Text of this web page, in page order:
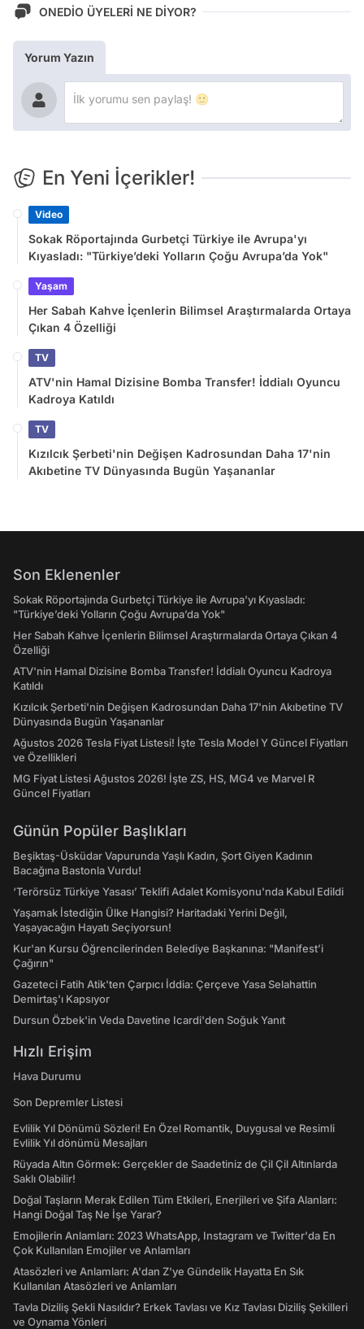
ONEDİO ÜYELERİ NE DİYOR?
Yorum Yazın
En Yeni İçerikler!
Video
Sokak Röportajında Gurbetçi Türkiye ile Avrupa'yı
Kıyasladı: "Türkiye’deki Yolların Çoğu Avrupa’da Yok"
Yaşam
Her Sabah Kahve İçenlerin Bilimsel Araştırmalarda Ortaya
Çıkan 4 Özelliği
TV
ATV'nin Hamal Dizisine Bomba Transfer! İddialı Oyuncu
Kadroya Katıldı
TV
Kızılcık Şerbeti'nin Değişen Kadrosundan Daha 17'nin
Akıbetine TV Dünyasında Bugün Yaşananlar
Son Eklenenler
Sokak Röportajında Gurbetçi Türkiye ile Avrupa'yı Kıyasladı:
"Türkiye’deki Yolların Çoğu Avrupa’da Yok"
Her Sabah Kahve İçenlerin Bilimsel Araştırmalarda Ortaya Çıkan 4
Özelliği
ATV'nin Hamal Dizisine Bomba Transfer! İddialı Oyuncu Kadroya
Katıldı
Kızılcık Şerbeti'nin Değişen Kadrosundan Daha 17'nin Akıbetine TV
Dünyasında Bugün Yaşananlar
Ağustos 2026 Tesla Fiyat Listesi! İşte Tesla Model Y Güncel Fiyatları
ve Özellikleri
MG Fiyat Listesi Ağustos 2026! İşte ZS, HS, MG4 ve Marvel R
Güncel Fiyatları
Günün Popüler Başlıkları
Beşiktaş-Üsküdar Vapurunda Yaşlı Kadın, Şort Giyen Kadının
Bacağına Bastonla Vurdu!
‘Terörsüz Türkiye Yasası’ Teklifi Adalet Komisyonu'nda Kabul Edildi
Yaşamak İstediğin Ülke Hangisi? Haritadaki Yerini Değil,
Yaşayacağın Hayatı Seçiyorsun!
Kur'an Kursu Öğrencilerinden Belediye Başkanına: "Manifest’i
Çağırın"
Gazeteci Fatih Atik'ten Çarpıcı İddia: Çerçeve Yasa Selahattin
Demirtaş'ı Kapsıyor
Dursun Özbek'in Veda Davetine Icardi'den Soğuk Yanıt
Hızlı Erişim
Hava Durumu
Son Depremler Listesi
Evlilik Yıl Dönümü Sözleri! En Özel Romantik, Duygusal ve Resimli
Evlilik Yıl dönümü Mesajları
Rüyada Altın Görmek: Gerçekler de Saadetiniz de Çil Çil Altınlarda
Saklı Olabilir!
Doğal Taşların Merak Edilen Tüm Etkileri, Enerjileri ve Şifa Alanları:
Hangi Doğal Taş Ne İşe Yarar?
Emojilerin Anlamları: 2023 WhatsApp, Instagram ve Twitter'da En
Çok Kullanılan Emojiler ve Anlamları
Atasözleri ve Anlamları: A'dan Z'ye Gündelik Hayatta En Sık
Kullanılan Atasözleri ve Anlamları
Tavla Diziliş Şekli Nasıldır? Erkek Tavlası ve Kız Tavlası Diziliş Şekilleri
ve Oynama Yönleri